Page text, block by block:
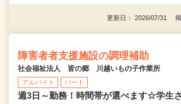
更新日： 2026/07/31 掲
障害者者支援施設の調理補助
社会福祉法人 皆の郷 川越いもの子作業所
アルバイト パート
週3日～勤務！時間帯が選べます☆学生